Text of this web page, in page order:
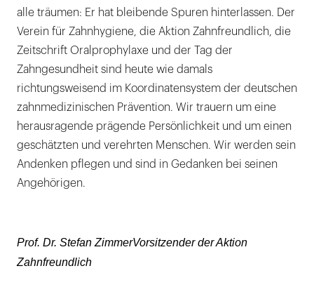
alle träumen: Er hat bleibende Spuren hinterlassen. Der
Verein für Zahnhygiene, die Aktion Zahnfreundlich, die
Zeitschrift Oralprophylaxe und der Tag der
Zahngesundheit sind heute wie damals
richtungsweisend im Koordinatensystem der deutschen
zahnmedizinischen Prävention. Wir trauern um eine
herausragende prägende Persönlichkeit und um einen
geschätzten und verehrten Menschen. Wir werden sein
Andenken pflegen und sind in Gedanken bei seinen
Angehörigen.
Prof. Dr. Stefan ZimmerVorsitzender der Aktion
Zahnfreundlich